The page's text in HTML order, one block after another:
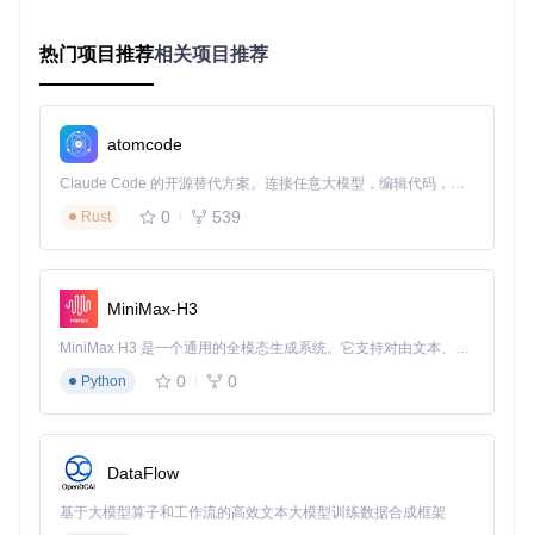
向云端发送任何数据。隐私保护模块会自动记录操作日志（路
💡 实用提示：在偏好设置的"Privacy"标签页中，可设置敏感操
NTFS工具安装教程：3步完成配置
克隆仓库：git clone https://gitcode.com/gh_mir
rors/nt/ntfstool
进入目录：cd ntfstool
运行安装脚本： ./install.sh
安装完成后，程序会自动在应用程序文件夹创建快捷方式。首
次启动时，系统会请求辅助功能权限，授予后即可正常使用所
有功能。
适合人群判断指南
热门项目推荐相关项目推荐
atomcode
Claude Code 的开源替代方案。连接任意大模型，编辑代码，运行命令，自动验证 — 全自动执行。用 Rust 构建，极致性能。 ｜ An open-source alternative to Claude Code. Connect any LLM, edit code, run commands, and verify changes — autonomously. Built in Rust for speed. Get Started
Rust
0 539
MiniMax-H3
MiniMax H3 是一个通用的全模态生成系统。它支持对由文本、图像、视频和音频组成的多模态上下文进行统一理解，并能生成分辨率高达 2K、时长可达 15 秒的带原生立体声音频的视频。得益于面向任务泛化的系统设计，H3 在预训练阶段就已具备广泛的多模态上下文理解与生成能力，能够出色地执行复杂的多模态指令。
Python
0 0
DataFlow
基于大模型算子和工作流的高效文本大模型训练数据合成框架